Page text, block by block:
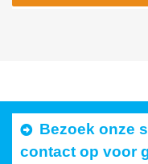
Bezoek onze
contact op voor